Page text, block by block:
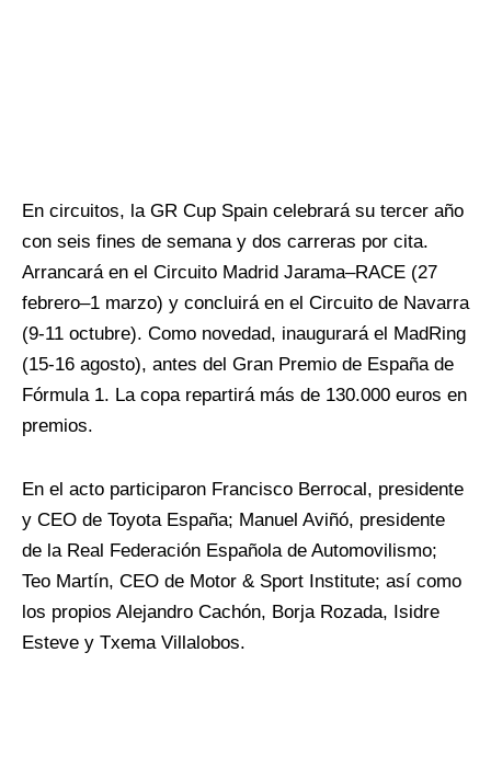
En circuitos, la GR Cup Spain celebrará su tercer año
con seis fines de semana y dos carreras por cita.
Arrancará en el Circuito Madrid Jarama–RACE (27
febrero–1 marzo) y concluirá en el Circuito de Navarra
(9-11 octubre). Como novedad, inaugurará el MadRing
(15-16 agosto), antes del Gran Premio de España de
Fórmula 1. La copa repartirá más de 130.000 euros en
premios.
En el acto participaron Francisco Berrocal, presidente
y CEO de Toyota España; Manuel Aviñó, presidente
de la Real Federación Española de Automovilismo;
Teo Martín, CEO de Motor & Sport Institute; así como
los propios Alejandro Cachón, Borja Rozada, Isidre
Esteve y Txema Villalobos.